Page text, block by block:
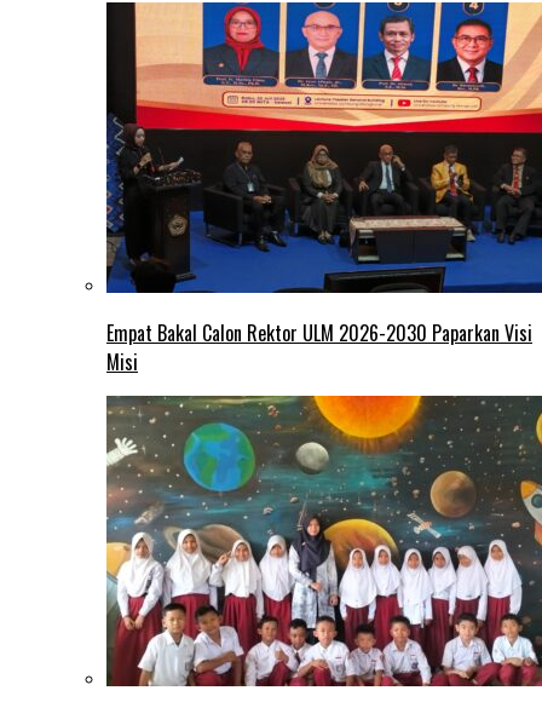
Empat Bakal Calon Rektor ULM 2026-2030 Paparkan Visi
Misi